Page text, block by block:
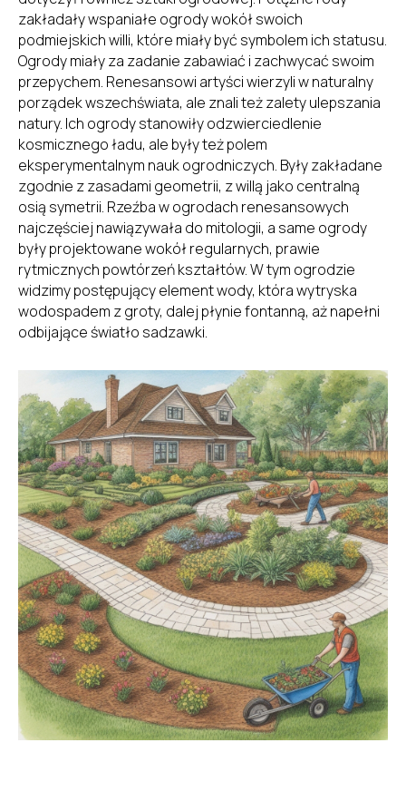
zakładały wspaniałe ogrody wokół swoich
podmiejskich willi, które miały być symbolem ich statusu.
Ogrody miały za zadanie zabawiać i zachwycać swoim
przepychem. Renesansowi artyści wierzyli w naturalny
porządek wszechświata, ale znali też zalety ulepszania
natury. Ich ogrody stanowiły odzwierciedlenie
kosmicznego ładu, ale były też polem
eksperymentalnym nauk ogrodniczych. Były zakładane
zgodnie z zasadami geometrii, z willą jako centralną
osią symetrii. Rzeźba w ogrodach renesansowych
najczęściej nawiązywała do mitologii, a same ogrody
były projektowane wokół regularnych, prawie
rytmicznych powtórzeń kształtów. W tym ogrodzie
widzimy postępujący element wody, która wytryska
wodospadem z groty, dalej płynie fontanną, aż napełni
odbijające światło sadzawki.